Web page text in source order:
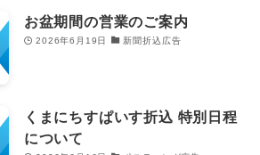
お盆期間の営業のご案内
2026年6月19日 新聞折込広告
くまにちすぱいす折込 特別日程
について